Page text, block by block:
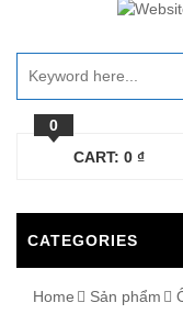
0
CART: 0 ₫
CATEGORIES
Home Sản phẩm